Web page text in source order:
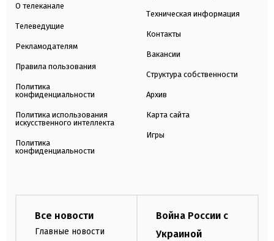
О телеканале
Телеведущие
Рекламодателям
Правила пользования
Политика
конфиденциальности
Политика использования
искусственного интеллекта
Политика
конфиденциальности
Техническая информация
Контакты
Вакансии
Структура собственности
Архив
Карта сайта
Игры
Все новости
Главные новости
Война России с
Украиной